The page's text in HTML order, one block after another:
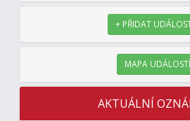
+ PŘIDAT
MAPA UDÁLOSTÍ
AKTUÁLNÍ